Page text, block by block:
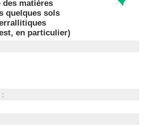
des matières
quelques sols
en particulier)
: